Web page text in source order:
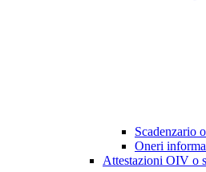
Scadenzario
Oneri
Attestazioni OIV o